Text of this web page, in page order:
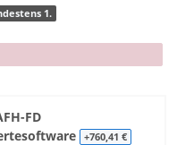
1.
FD
+760,41 €